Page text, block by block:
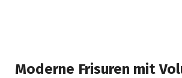
Moderne Frisuren mit